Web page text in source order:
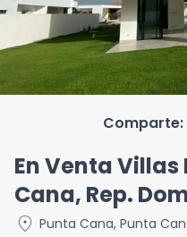
Comparte:
En Venta Villas
Cana, Rep.
location_on Punta Cana, Punta